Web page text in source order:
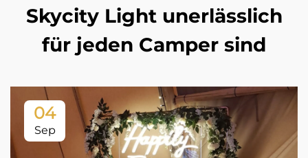
Skycity Light unerlässlich
für jeden Camper sind
04
Sep